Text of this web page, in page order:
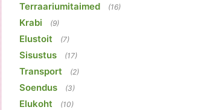
Terraariumitaimed (16)
Krabi (9)
Elustoit (7)
Sisustus (17)
Transport (2)
Soendus (3)
Elukoht (10)